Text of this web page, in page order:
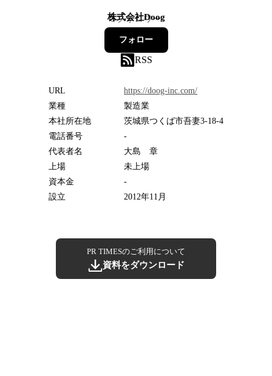
株式会社Doog
5フォロワー
フォロー
RSS
URL
https://doog-inc.com/
業種
製造業
本社所在地
茨城県つくば市吾妻3-18-4
電話番号
-
代表者名
大島 章
上場
未上場
資本金
-
設立
2012年11月
PR TIMESのご利用について
資料をダウンロード